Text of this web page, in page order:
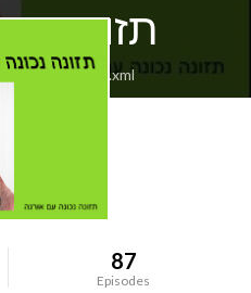
תזונה
feed.xml
87
Episodes